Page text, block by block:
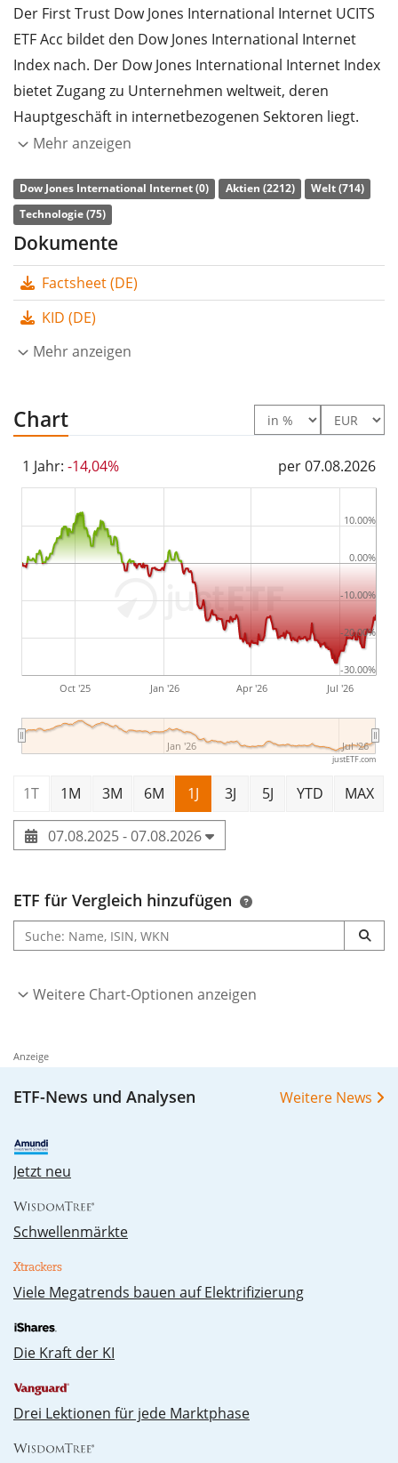
Der First Trust Dow Jones International Internet UCITS
ETF Acc bildet den Dow Jones International Internet
Index nach. Der Dow Jones International Internet Index
bietet Zugang zu Unternehmen weltweit, deren
Hauptgeschäft in internetbezogenen Sektoren liegt.
(Gesamtkostenquote) des ETF liegt bei
p.a.. Der ETF bildet die Wertentwicklung des Index
durchvollständige Replikation
Indexbestandteile) nach. Die Dividendenerträge im ETF
Der First Trust Dow Jones International Internet UCITS
ETF Acc ist ein sehr kleiner ETF mit
Fondsvolumen. Der ETF wurde
Mehr anzeigen
Dow Jones International Internet (0) Aktien (2212)
Welt (714)
Technologie (75)
Dokumente
Factsheet (DE)
KID (DE)
Mehr anzeigen
Chart
1 Jahr: -14,04% per 07.08.2026
Oct '25 Jan '26 Apr '26 Jul '26
Jan '26 Jul '26
-30.00%
-20.00%
-10.00%
0.00%
10.00%
justETF.com
1T 1M 3M 6M 1J 3J 5J YTD MAX
07.08.2025 - 07.08.2026
ETF für Vergleich hinzufügen
Weitere Chart-Optionen anzeigen
Anzeige
ETF-News und Analysen Weitere News
Jetzt neu
Schwellenmärkte
Vie­le Me­ga­trends bau­en auf Elek­tri­fi­zie­rung
Die Kraft der KI
Drei Lektionen für jede Marktphase